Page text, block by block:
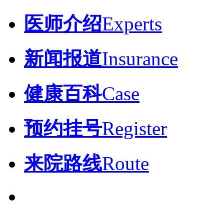
医师介绍Experts
新闻报道Insurance
健康百科Case
预约挂号Register
来院路线Route